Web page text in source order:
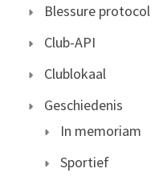
Blessure protocol
Club-API
Clublokaal
Geschiedenis
In memoriam
Sportief